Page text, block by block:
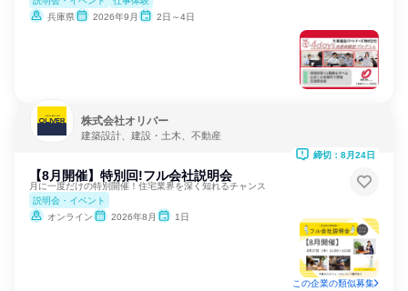
兵庫県
2026年9月 2日～4日
株式会社オリバー
建築設計、建設・土木、不動産
【8月開催】特別回!フル会社説明会
月に一度だけの特別開催！住宅業界を深く知れるチャンス
説明会・イベント
オンライン
2026年8月 1日
締切：8月24日
この企業の類似募集